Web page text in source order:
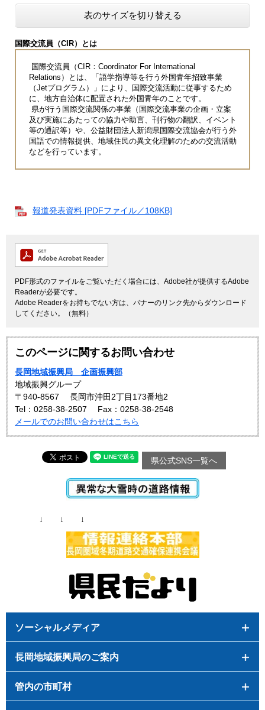
表のサイズを切り替える
国際交流員（CIR）とは
国際交流員（CIR：Coordinator For International
Relations）とは、「語学指導等を行う外国青年招致事業
（Jetプログラム）」により、国際交流活動に従事するため
に、地方自治体に配置された外国青年のことです。
県が行う国際交流関係の事業（国際交流事業の企画・立案
及び実施にあたっての協力や助言、刊行物の翻訳、イベント
等の通訳等）や、公益財団法人新潟県国際交流協会が行う外
国語での情報提供、地域住民の異文化理解のための交流活動
などを行っています。
報道発表資料 [PDFファイル／108KB]
PDF形式のファイルをご覧いただく場合には、Adobe社が提供するAdobe
Readerが必要です。
Adobe Readerをお持ちでない方は、バナーのリンク先からダウンロード
してください。（無料）
このページに関するお問い合わせ
長岡地域振興局 企画振興部
地域振興グループ
〒940-8567
長岡市沖田2丁目173番地2
Tel：0258-38-2507
Fax：0258-38-2548
メールでのお問い合わせはこちら
県公式SNS一覧へ
↓ ↓ ↓
ソーシャルメディア
長岡地域振興局のご案内
管内の市町村